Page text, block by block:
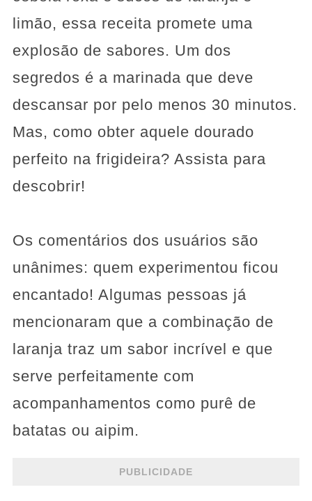
limão, essa receita promete uma
explosão de sabores. Um dos
segredos é a marinada que deve
descansar por pelo menos 30 minutos.
Mas, como obter aquele dourado
perfeito na frigideira? Assista para
descobrir!
Os comentários dos usuários são
unânimes: quem experimentou ficou
encantado! Algumas pessoas já
mencionaram que a combinação de
laranja traz um sabor incrível e que
serve perfeitamente com
acompanhamentos como purê de
batatas ou aipim.
PUBLICIDADE